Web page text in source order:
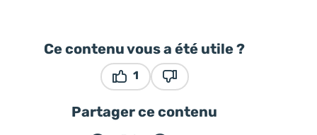
Ce contenu vous a été utile ?
1
Partager ce contenu